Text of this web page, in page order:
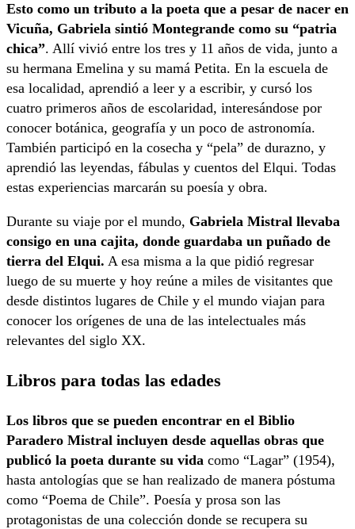
Esto como un tributo a la poeta que a pesar de nacer en
Vicuña, Gabriela sintió Montegrande como su “patria
chica”. Allí vivió entre los tres y 11 años de vida, junto a
su hermana Emelina y su mamá Petita. En la escuela de
esa localidad, aprendió a leer y a escribir, y cursó los
cuatro primeros años de escolaridad, interesándose por
conocer botánica, geografía y un poco de astronomía.
También participó en la cosecha y “pela” de durazno, y
aprendió las leyendas, fábulas y cuentos del Elqui. Todas
estas experiencias marcarán su poesía y obra.
Durante su viaje por el mundo, Gabriela Mistral llevaba
consigo en una cajita, donde guardaba un puñado de
tierra del Elqui. A esa misma a la que pidió regresar
luego de su muerte y hoy reúne a miles de visitantes que
desde distintos lugares de Chile y el mundo viajan para
conocer los orígenes de una de las intelectuales más
relevantes del siglo XX.
Libros para todas las edades
Los libros que se pueden encontrar en el Biblio
Paradero Mistral incluyen desde aquellas obras que
publicó la poeta durante su vida como “Lagar” (1954),
hasta antologías que se han realizado de manera póstuma
como “Poema de Chile”. Poesía y prosa son las
protagonistas de una colección donde se recupera su